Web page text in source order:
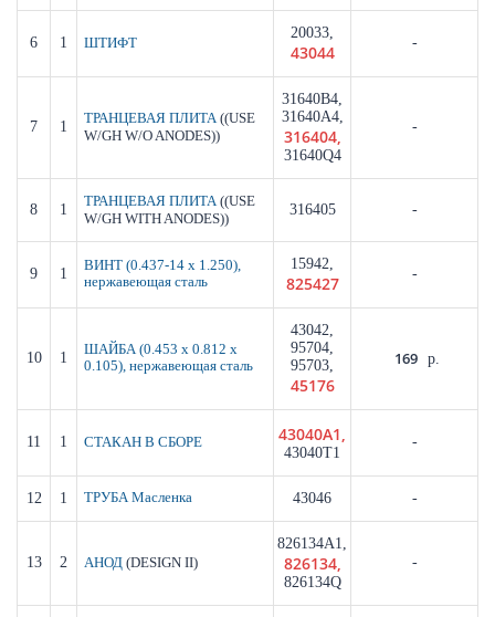
6 1 ШТИФТ
20033,
43044 -
7 1 ТРАНЦЕВАЯ ПЛИТА ((USE
W/GH W/O ANODES))
31640B4,
31640A4,
316404,
31640Q4
-
8 1 ТРАНЦЕВАЯ ПЛИТА ((USE
W/GH WITH ANODES))
316405 -
9 1
ВИНТ (0.437-14 x 1.250),
нержавеющая сталь
15942,
825427 -
10 1
ШАЙБА (0.453 x 0.812 x
0.105), нержавеющая сталь
43042,
95704,
95703,
45176
169 р.
11 1 СТАКАН В СБОРЕ 43040A1,
43040T1
-
12 1 ТРУБА Масленка 43046 -
13 2 АНОД (DESIGN II)
826134A1,
826134,
826134Q
-